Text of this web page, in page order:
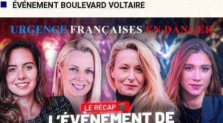
ÉVÉNEMENT BOULEVARD VOLTAIRE